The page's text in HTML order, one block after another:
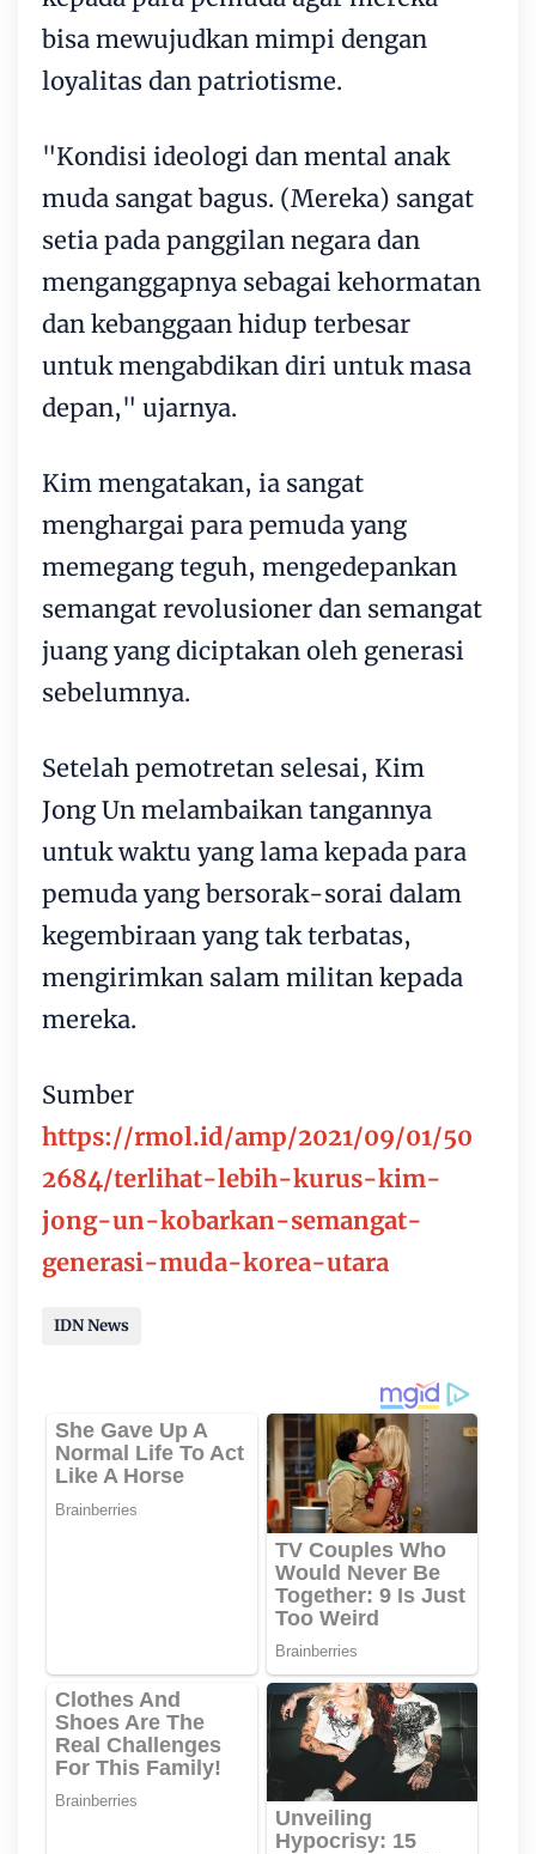
bisa mewujudkan mimpi dengan
loyalitas dan patriotisme.
"Kondisi ideologi dan mental anak
muda sangat bagus. (Mereka) sangat
setia pada panggilan negara dan
menganggapnya sebagai kehormatan
dan kebanggaan hidup terbesar
untuk mengabdikan diri untuk masa
depan," ujarnya.
Kim mengatakan, ia sangat
menghargai para pemuda yang
memegang teguh, mengedepankan
semangat revolusioner dan semangat
juang yang diciptakan oleh generasi
sebelumnya.
Setelah pemotretan selesai, Kim
Jong Un melambaikan tangannya
untuk waktu yang lama kepada para
pemuda yang bersorak-sorai dalam
kegembiraan yang tak terbatas,
mengirimkan salam militan kepada
mereka.
Sumber
https://rmol.id/amp/2021/09/01/50
2684/terlihat-lebih-kurus-kim-
jong-un-kobarkan-semangat-
generasi-muda-korea-utara
IDN News